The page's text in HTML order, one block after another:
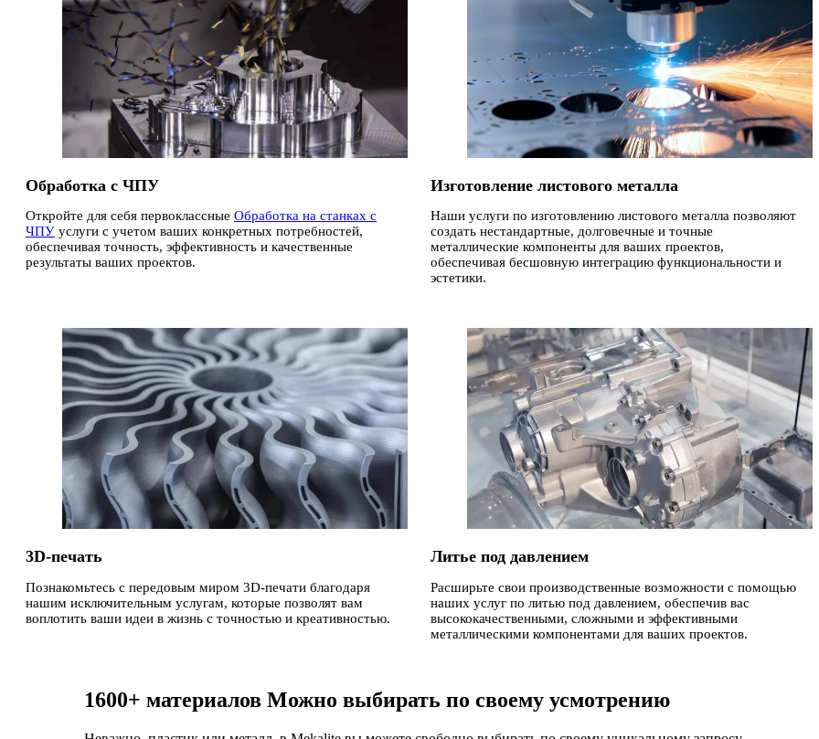
Обработка с ЧПУ
Откройте для себя первоклассные Обработка на станках с
ЧПУ услуги с учетом ваших конкретных потребностей,
обеспечивая точность, эффективность и качественные
результаты ваших проектов.
Изготовление листового металла
Наши услуги по изготовлению листового металла позволяют
создать нестандартные, долговечные и точные
металлические компоненты для ваших проектов,
обеспечивая бесшовную интеграцию функциональности и
эстетики.
3D-печать
Познакомьтесь с передовым миром 3D-печати благодаря
нашим исключительным услугам, которые позволят вам
воплотить ваши идеи в жизнь с точностью и креативностью.
Литье под давлением
Расширьте свои производственные возможности с помощью
наших услуг по литью под давлением, обеспечив вас
высококачественными, сложными и эффективными
металлическими компонентами для ваших проектов.
1600+ материалов Можно выбирать по своему усмотрению